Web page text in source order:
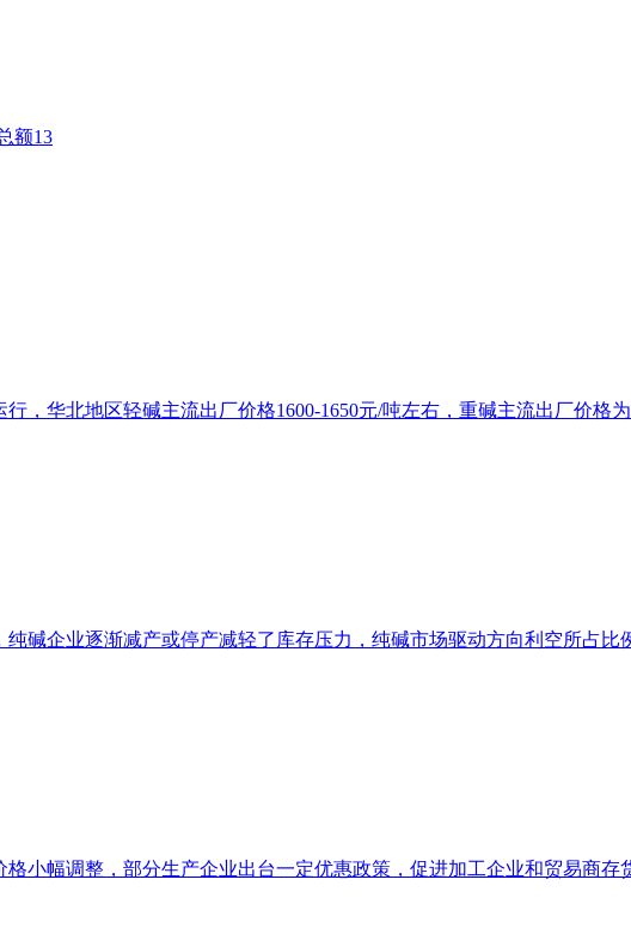
额13
，华北地区轻碱主流出厂价格1600-1650元/吨左右，重碱主流出厂价格
碱企业逐渐减产或停产减轻了库存压力，纯碱市场驱动方向利空所占
格小幅调整，部分生产企业出台一定优惠政策，促进加工企业和贸易商